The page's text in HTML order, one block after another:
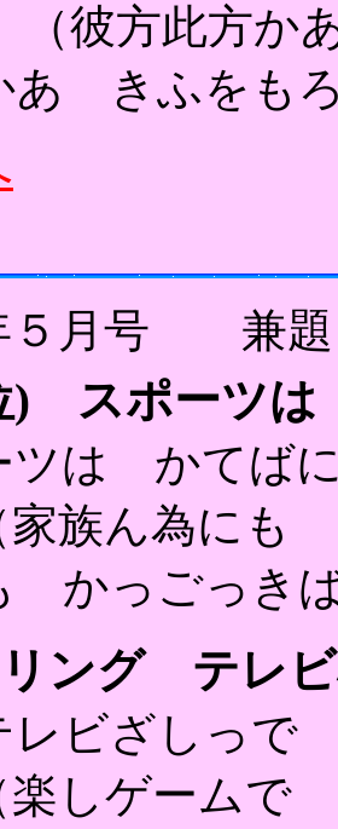
彼方此方か
あ きふをも
５月号 兼
) スポーツ
ツは かてば
家族ん為に
かっごっき
ング テレ
ビざしっで
楽しゲーム